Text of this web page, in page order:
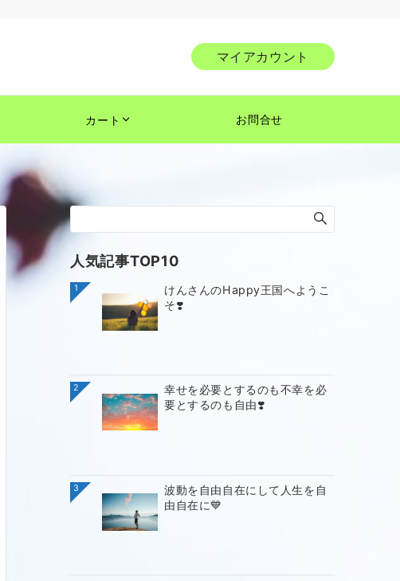
マイアカウント
カート お問合せ
人気記事TOP10
1
けんさんのHappy王国へようこ
そ❣️
2
幸せを必要とするのも不幸を必
要とするのも自由❣️
3
波動を自由自在にして人生を自
由自在に💙